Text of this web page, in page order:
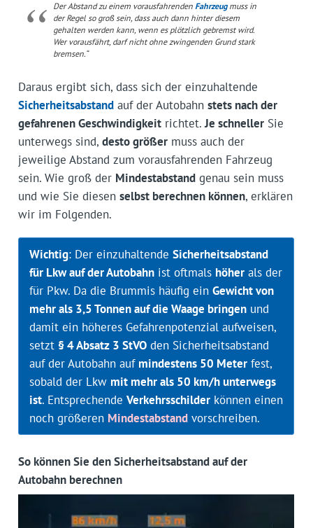
Der Abstand zu einem vorausfahrenden Fahrzeugmuss in
der Regel so groß sein, dass auch dann hinter diesem
gehalten werden kann, wenn es plötzlich gebremst wird.
Wer vorausfährt, darf nicht ohne zwingenden Grund stark
bremsen.“
Daraus ergibt sich, dass sich der einzuhaltende
Sicherheitsabstandauf der Autobahn stets nach der
gefahrenen Geschwindigkeitrichtet.Je schnellerSie
unterwegs sind, desto größermuss auch der
jeweilige Abstand zum vorausfahrenden Fahrzeug
sein. Wie groß der Mindestabstandgenau sein muss
und wie Sie diesen selbst berechnen können, erklären
wir im Folgenden.
Wichtig: Der einzuhaltende Sicherheitsabstand
für Lkw auf der Autobahnist oftmals höherals der
für Pkw. Da die Brummis häufig ein Gewicht von
mehr als 3,5 Tonnen auf die Waage bringenund
damit ein höheres Gefahrenpotenzial aufweisen,
setzt § 4 Absatz 3 StVOden Sicherheitsabstand
auf der Autobahn auf mindestens 50 Meterfest,
sobald der Lkw mit mehr als 50 km/h unterwegs
ist. Entsprechende Verkehrsschilderkönnen einen
noch größeren Mindestabstandvorschreiben.
So können Sie den Sicherheitsabstand auf der
Autobahn berechnen